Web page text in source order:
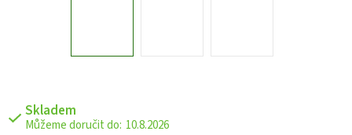
Skladem
10.8.2026